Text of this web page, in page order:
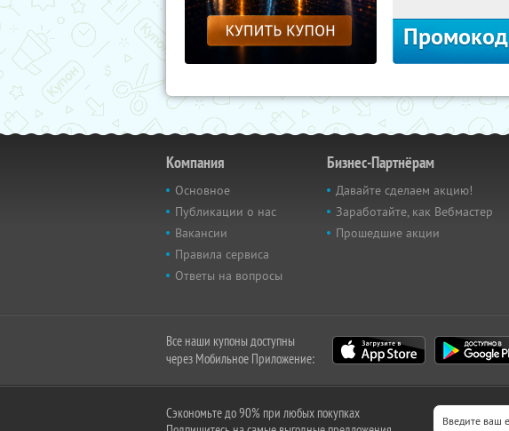
Промокод
Компания
Основное
Публикации о нас
Вакансии
Правила сервиса
Ответы на вопросы
Бизнес-Партнёрам
Давайте сделаем акцию!
Заработайте, как Вебмастер
Прошедшие акции
Все наши купоны доступны
через Мобильное Приложение:
Сэкономьте до 90% при любых покупках